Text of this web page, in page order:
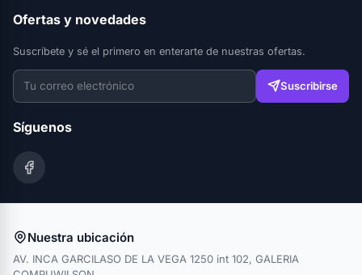
Ofertas y novedades
Suscríbete y sé el primero en enterarte de nuestras ofertas.
Suscribirse
Síguenos
Nuestra ubicación
AV. INCA GARCILASO DE LA VEGA 1250 int 102, GALERIA